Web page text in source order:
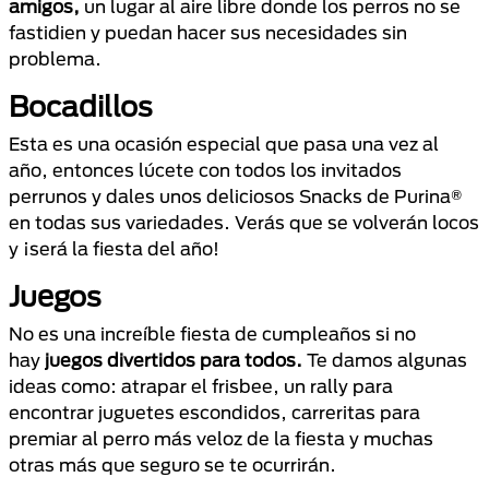
amigos, un lugar al aire libre donde los perros no se
fastidien y puedan hacer sus necesidades sin
problema.
Bocadillos
Esta es una ocasión especial que pasa una vez al
año, entonces lúcete con todos los invitados
perrunos y dales unos deliciosos Snacks de Purina®
en todas sus variedades. Verás que se volverán locos
y ¡será la fiesta del año!
Juegos
No es una increíble fiesta de cumpleaños si no
hay juegos divertidos para todos. Te damos algunas
ideas como: atrapar el frisbee, un rally para
encontrar juguetes escondidos, carreritas para
premiar al perro más veloz de la fiesta y muchas
otras más que seguro se te ocurrirán.